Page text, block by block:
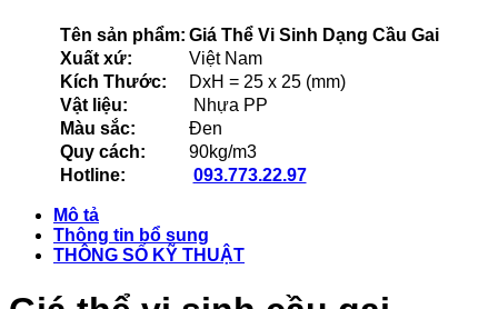
Tên sản phẩm: Giá Thể Vi Sinh Dạng Cầu Gai
Xuất xứ:
Việt Nam
Kích Thước:
DxH = 25 x 25 (mm)
Vật liệu:
Nhựa PP
Màu sắc:
Đen
Quy cách:
90kg/m3
Hotline:
093.773.22.97
Mô tả
Thông tin bổ sung
THÔNG SỐ KỸ THUẬT